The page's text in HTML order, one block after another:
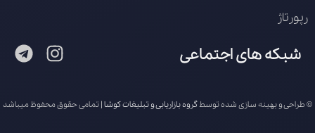
رپورتاژ
شبکه های اجتماعی
© طراحی و بهینه سازی شده توسطگروه بازاریابی و تبلیغات کوشا| تمامی حقوق محفوظ میباشد